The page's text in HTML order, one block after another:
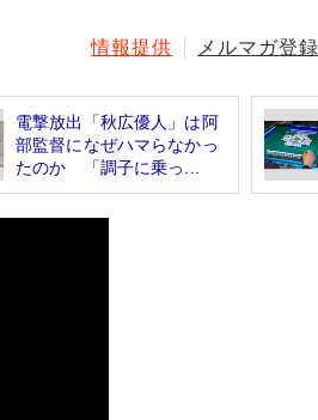
情報提供 メルマガ登録
電撃放出「秋広優人」は阿
部監督になぜハマらなかっ
たのか 「調子に乗っ...